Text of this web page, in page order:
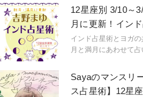
12星座別 3/10～
月に更新！インド
インド占星術とヨガ
月と満月にあわせて
に扮して皆さんの運
Sayaのマンスリ
ス占星術】12星